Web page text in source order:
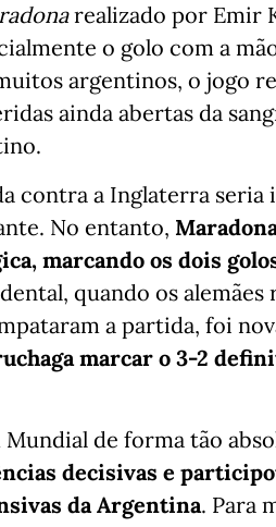
realizado por Emir
o golo com a
argentinos, o jogo
ainda abertas da
contra a Inglaterra seria
No entanto,
marcando os dois
quando os
a partida, foi
marcar o 3-2
de forma tão
decisivas e
da Argentina. Para